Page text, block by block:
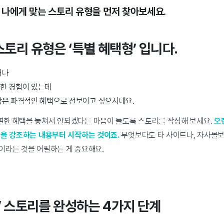
에게 맞는 스토리 유형을 먼저 찾아보세요.
리 유형은 ‘특별 혜택형’ 입니다.
나
경험이 있는데
파격적인 혜택으로 선보이고 싶으시네요.
한 혜택을 놓쳐서 안되겠다는 마음이 들도록 스토리를 작성해 보세요. 오
강조하는 내용부터 시작하는 것이죠.무엇보다도 타 사이트나, 자사몰
라는 것을 어필하는 게 중요해요.
스토리를 완성하는 4가지 단계